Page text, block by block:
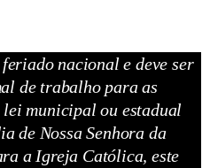
nacional e deve ser
de trabalho para as
lei municipal ou estadual
de Nossa Senhora da
a Igreja Católica, este